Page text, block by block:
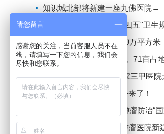
知识城北部将新建一座九佛医院→
总投资超14亿，邯郸"十四五"卫生
全面冲刺！总建筑面积10万平方
24.5亿投资、798张床位、71亩占
扩容至2000床！福州这家三甲医
首个综合性国家医学中心来了！
总投资超30亿元！中大肿瘤防治“
浙江第二座！嘉兴质子肿瘤医院新
请您留言
感谢您的关注，当前客服人员不在
线，请填写一下您的信息，我们会
尽快和您联系。